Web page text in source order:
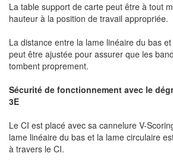
La table support de carte peut être à tout
hauteur à la position de travail appropriée.
La distance entre la lame linéaire du bas
peut être ajustée pour assurer que les
tombent proprement.
Sécurité de fonctionnement avec le
3E
Le CI est placé avec sa cannelure V-
lame linéaire du bas et la lame circulaire
à travers le CI.